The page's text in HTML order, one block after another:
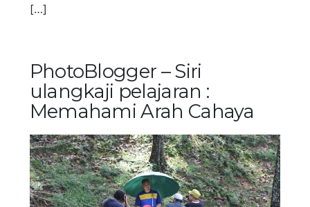
[…]
PhotoBlogger – Siri
ulangkaji pelajaran :
Memahami Arah Cahaya